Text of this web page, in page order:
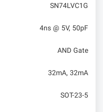
SN74LVC1G
4ns @ 5V, 50pF
AND Gate
32mA, 32mA
SOT-23-5